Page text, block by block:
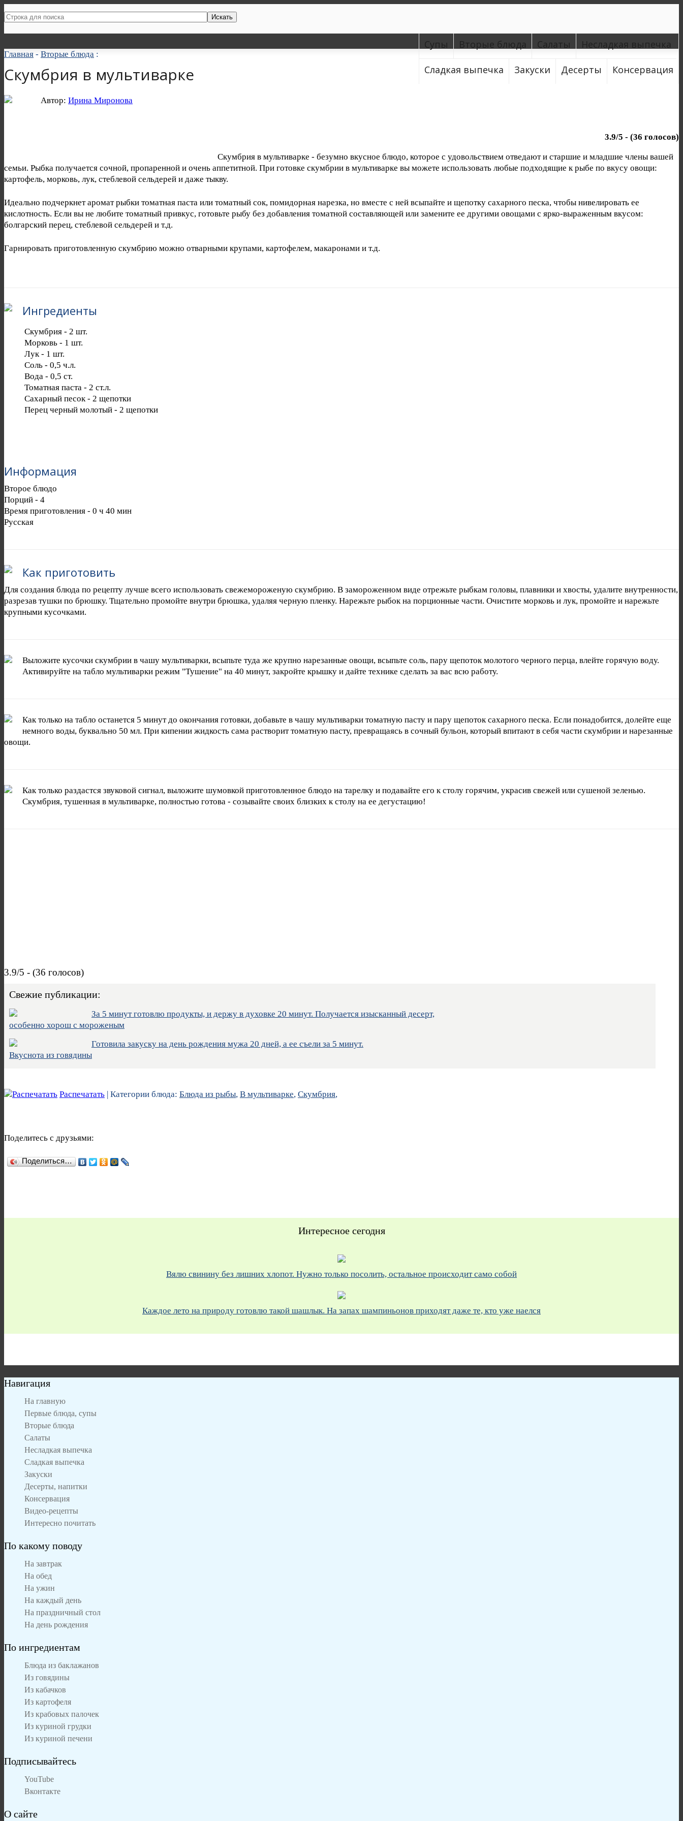
Искать
Супы Вторые блюда Салаты Несладкая выпечка
Сладкая выпечка Закуски Десерты Консервация
Главная - Вторые блюда :
Скумбрия в мультиварке
Автор: Ирина Миронова
3.9/5 - (36 голосов)
Скумбрия в мультиварке - безумно вкусное блюдо, которое с удовольствием отведают и старшие и младшие члены вашей
семьи. Рыбка получается сочной, пропаренной и очень аппетитной. При готовке скумбрии в мультиварке вы можете использовать любые подходящие к рыбе по вкусу овощи:
картофель, морковь, лук, стеблевой сельдерей и даже тыкву.
Идеально подчеркнет аромат рыбки томатная паста или томатный сок, помидорная нарезка, но вместе с ней всыпайте и щепотку сахарного песка, чтобы нивелировать ее
кислотность. Если вы не любите томатный привкус, готовьте рыбу без добавления томатной составляющей или замените ее другими овощами с ярко-выраженным вкусом:
болгарский перец, стеблевой сельдерей и т.д.
Гарнировать приготовленную скумбрию можно отварными крупами, картофелем, макаронами и т.д.
Ингредиенты
Скумбрия - 2 шт.
Морковь - 1 шт.
Лук- 1 шт.
Соль - 0,5 ч.л.
Вода - 0,5 ст.
Томатная паста - 2 ст.л.
Сахарный песок- 2 щепотки
Перец черный молотый - 2 щепотки
Информация
Второе блюдо
Порций - 4
Время приготовления - 0 ч 40 мин
Русская
Как приготовить
Для создания блюда по рецепту лучше всего использовать свежемороженую скумбрию. В замороженном виде отрежьте рыбкам головы, плавники и хвосты, удалите внутренности,
разрезав тушки по брюшку. Тщательно промойте внутри брюшка, удаляя черную пленку. Нарежьте рыбок на порционные части. Очистите морковь и лук, промойте и нарежьте
крупными кусочками.
Выложите кусочки скумбрии в чашу мультиварки, всыпьте туда же крупно нарезанные овощи, всыпьте соль, пару щепоток молотого черного перца, влейте горячую воду.
Активируйте на табло мультиварки режим "Тушение" на 40 минут, закройте крышку и дайте технике сделать за вас всю работу.
Как только на табло останется 5 минут до окончания готовки, добавьте в чашу мультиварки томатную пасту и пару щепоток сахарного песка. Если понадобится, долейте еще
немного воды, буквально 50 мл. При кипении жидкость сама растворит томатную пасту, превращаясь в сочный бульон, который впитают в себя части скумбрии и нарезанные
овощи.
Как только раздастся звуковой сигнал, выложите шумовкой приготовленное блюдо на тарелку и подавайте его к столу горячим, украсив свежей или сушеной зеленью.
Скумбрия, тушенная в мультиварке, полностью готова - созывайте своих близких к столу на ее дегустацию!
3.9/5 - (36 голосов)
Свежие публикации:
За 5 минут готовлю продукты, и держу в духовке 20 минут. Получается изысканный десерт,
особенно хорош с мороженым
Готовила закуску на день рождения мужа 20 дней, а ее съели за 5 минут.
Вкуснота из говядины
Распечатать | Категории блюда: Блюда из рыбы, В мультиварке, Скумбрия,
Поделитесь с друзьями:
Поделиться…
Интересное сегодня
Вялю свинину без лишних хлопот. Нужно только посолить, остальное происходит само собой
Каждое лето на природу готовлю такой шашлык. На запах шампиньонов приходят даже те, кто уже наелся
Навигация
На главную
Первые блюда, супы
Вторые блюда
Салаты
Несладкая выпечка
Сладкая выпечка
Закуски
Десерты, напитки
Консервация
Видео-рецепты
Интересно почитать
По какому поводу
На завтрак
На обед
На ужин
На каждый день
На праздничный стол
На день рождения
По ингредиентам
Блюда из баклажанов
Из говядины
Из кабачков
Из картофеля
Из крабовых палочек
Из куриной грудки
Из куриной печени
Подписывайтесь
YouTube
Вконтакте
О сайте